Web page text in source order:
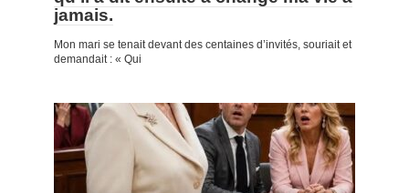
jamais.
Mon mari se tenait devant des centaines d’invités, souriait et
demandait : « Qui